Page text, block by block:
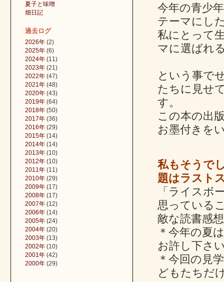
今年の青少
テーマにし
私にとって
マに選ばれ
という事で
たちに見せ
す。
この本の出
お墨付きを
私もそうで
題はラスト
「ライスボ
思っている
敵な読書感
＊今年の夏
お許し下さ
＊今回の見
どもたちだ
夏子と味噌
畑日記
過去ログ
2026年 (2)
2025年 (6)
2024年 (11)
2023年 (21)
2022年 (47)
2021年 (48)
2020年 (43)
2019年 (64)
2018年 (50)
2017年 (36)
2016年 (29)
2015年 (14)
2014年 (14)
2013年 (10)
2012年 (10)
2011年 (11)
2010年 (29)
2009年 (17)
2008年 (17)
2007年 (12)
2006年 (14)
2005年 (24)
2004年 (20)
2003年 (13)
2002年 (10)
2001年 (42)
2000年 (29)